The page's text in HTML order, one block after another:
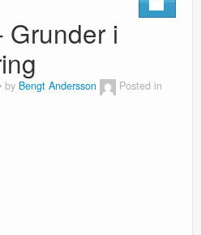
Grunder i
by Bengt Andersson
Posted in